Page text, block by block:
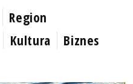
Region
Kultura
Biznes